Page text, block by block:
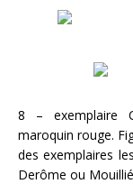
8 – exemplaire
maroquin rouge.
des exemplaires
Derôme ou